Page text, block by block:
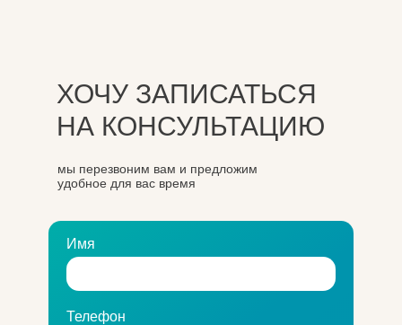
ХОЧУ ЗАПИСАТЬСЯ
НА КОНСУЛЬТАЦИЮ
Имя
Телефон
мы перезвоним вам и предложим
удобное для вас время